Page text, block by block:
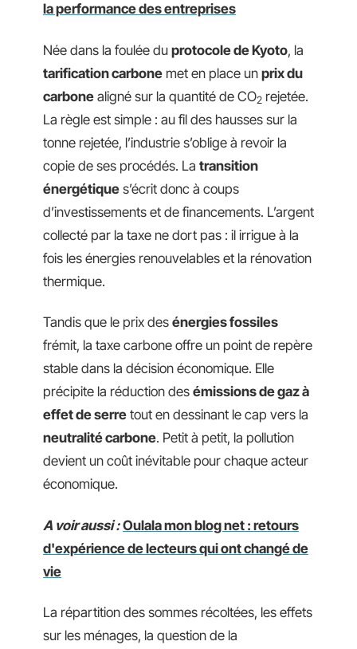
la performance des entreprises
Née dans la foulée du protocole de Kyoto, la
tarification carbone met en place un prix du
carbone aligné sur la quantité de CO2 rejetée.
La règle est simple : au fil des hausses sur la
tonne rejetée, l’industrie s’oblige à revoir la
copie de ses procédés. La transition
énergétique s’écrit donc à coups
d’investissements et de financements. L’argent
collecté par la taxe ne dort pas : il irrigue à la
fois les énergies renouvelables et la rénovation
thermique.
Tandis que le prix des énergies fossiles
frémit, la taxe carbone offre un point de repère
stable dans la décision économique. Elle
précipite la réduction des émissions de gaz à
effet de serre tout en dessinant le cap vers la
neutralité carbone. Petit à petit, la pollution
devient un coût inévitable pour chaque acteur
économique.
A voir aussi : Oulala mon blog net : retours
d'expérience de lecteurs qui ont changé de
vie
La répartition des sommes récoltées, les effets
sur les ménages, la question de la